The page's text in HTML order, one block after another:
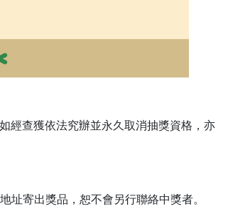
經查獲依法究辦並永久取消抽獎資格，亦
址寄出獎品，恕不會另行聯絡中獎者。